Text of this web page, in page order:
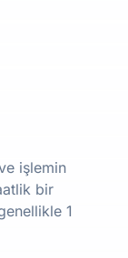
işlemin
bir
1